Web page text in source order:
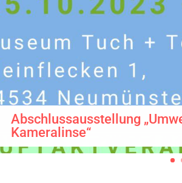
Abschlussausstellung
Kameralinse“